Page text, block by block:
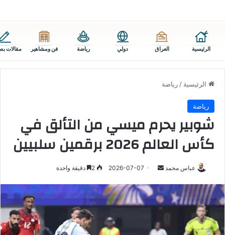
الرئيسية العراق دولي رياضة فن ومشاهير مقالات
الرئيسية / رياضة
رياضة
شوبير يحرم ميسي من التألق في
كأس العالم 2026 برقمين سلبيين
عباس محمد
أرسل
إلكترونيا
2026-07-07 دقيقة واحدة